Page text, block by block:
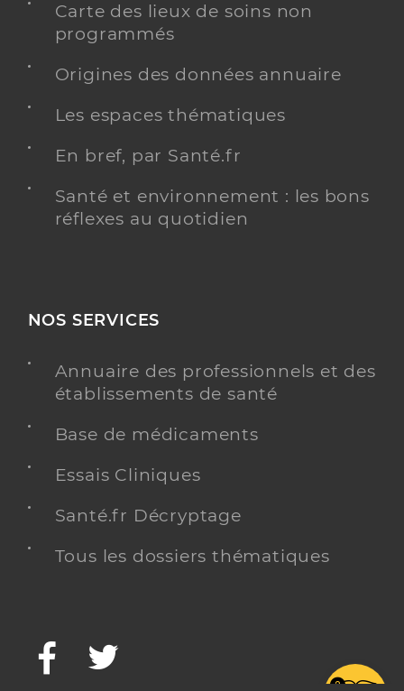
Carte des lieux de soins non
programmés
Origines des données annuaire
Les espaces thématiques
En bref, par Santé.fr
Santé et environnement : les bons
réflexes au quotidien
NOS SERVICES
Annuaire des professionnels et des
établissements de santé
Base de médicaments
Essais Cliniques
Santé.fr Décryptage
Tous les dossiers thématiques
Facebook